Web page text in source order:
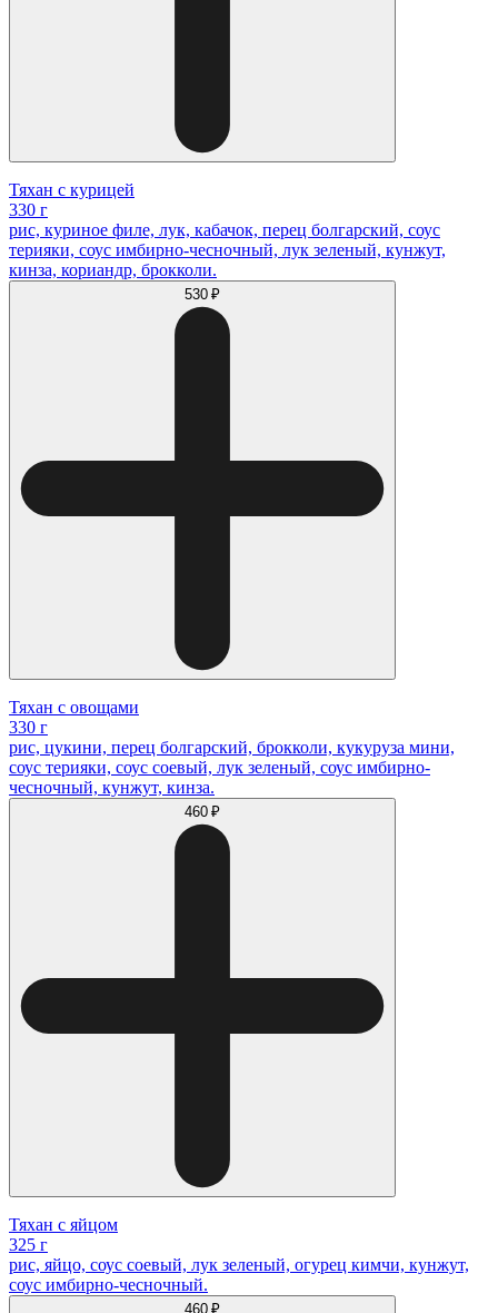
Тяхан с курицей
330 г
рис, куриное филе, лук, кабачок, перец болгарский, соус
терияки, соус имбирно-чесночный, лук зеленый, кунжут,
кинза, кориандр, брокколи.
530 ₽
Тяхан с овощами
330 г
рис, цукини, перец болгарский, брокколи, кукуруза мини,
соус терияки, соус соевый, лук зеленый, соус имбирно-
чесночный, кунжут, кинза.
460 ₽
Тяхан с яйцом
325 г
рис, яйцо, соус соевый, лук зеленый, огурец кимчи, кунжут,
соус имбирно-чесночный.
460 ₽